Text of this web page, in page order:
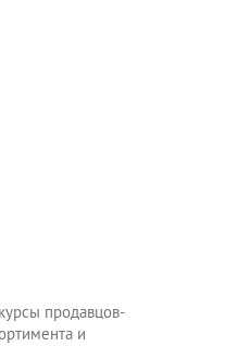
продавцов-
и